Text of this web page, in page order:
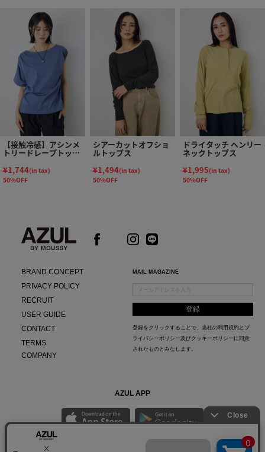
【接触冷感】アシンメ
トリードレープトップ
¥1,744(in tax)
50%OFF
シアーカットオフショ
ルトップス
¥1,494(in tax)
50%OFF
ドライタッチ ヘンリー
ネックトップス
¥1,995(in tax)
50%OFF
BRAND CONCEPT
PRIVACY POLICY
RECRUIT
USER GUIDE
CONTACT
TERMS
COMPANY
MAIL MAGAZINE
登録をクリックすることで、当社の利用規約と プ
ライバシーポリシー及びクッキーポリシー に同意
されたものとみなします。
AZUL APP